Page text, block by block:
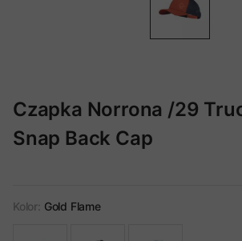
Czapka Norrona /29
Snap Back Cap
Kolor: Gold Flame